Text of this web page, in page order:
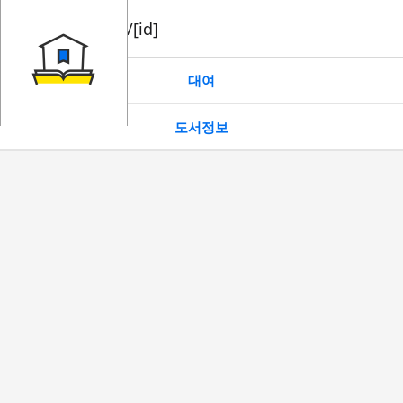
book/rent/[id]
대여
도서정보